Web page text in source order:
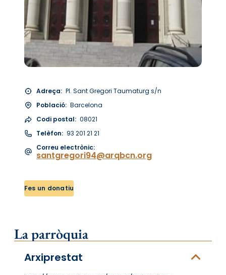
Adreça: Pl. Sant Gregori Taumaturg s/n
Població: Barcelona
Codi postal: 08021
Telèfon: 93 201 21 21
Correu electrònic:
santgregori94@arqbcn.org
Fes un donatiu
La parròquia
Arxiprestat